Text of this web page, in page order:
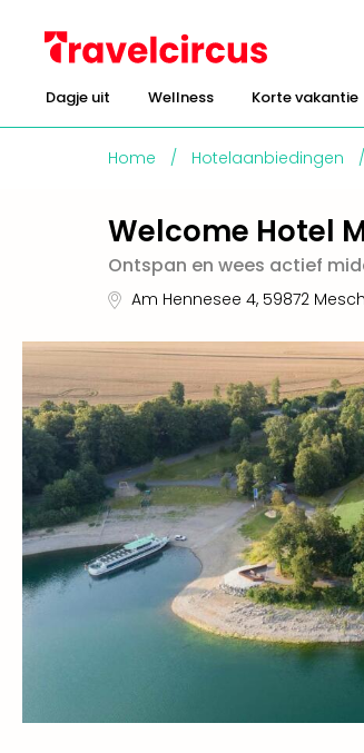
Dagje uit Wellness Korte vakantie
Home / Hotelaanbiedingen /
Welcome Hotel
Ontspan en wees actief
Am Hennesee 4, 59872